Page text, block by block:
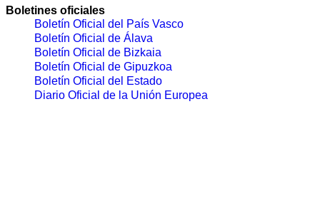
Boletines oficiales
Boletín Oficial del País Vasco
Boletín Oficial de Álava
Boletín Oficial de Bizkaia
Boletín Oficial de Gipuzkoa
Boletín Oficial del Estado
Diario Oficial de la Unión Europea